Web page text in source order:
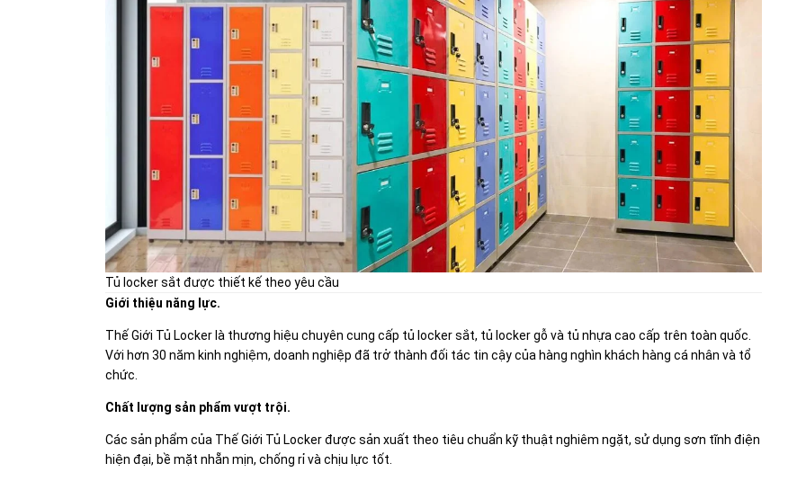
Tủ locker sắt được thiết kế theo yêu cầu
Giới thiệu năng lực.
Thế Giới Tủ Locker là thương hiệu chuyên cung cấp tủ locker sắt, tủ locker gỗ và tủ nhựa cao cấp trên toàn quốc.
Với hơn 30 năm kinh nghiệm, doanh nghiệp đã trở thành đối tác tin cậy của hàng nghìn khách hàng cá nhân và tổ
chức.
Chất lượng sản phẩm vượt trội.
Các sản phẩm của Thế Giới Tủ Locker được sản xuất theo tiêu chuẩn kỹ thuật nghiêm ngặt, sử dụng sơn tĩnh điện
hiện đại, bề mặt nhẵn mịn, chống rỉ và chịu lực tốt.